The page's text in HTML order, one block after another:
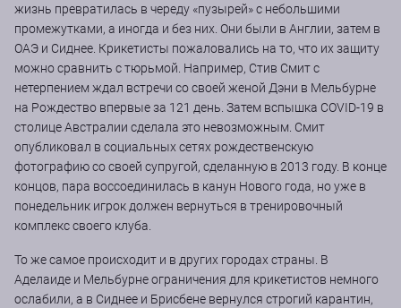
жизнь превратилась в череду «пузырей» с небольшими
промежутками, а иногда и без них. Они были в Англии, затем в
ОАЭ и Сиднее. Крикетисты пожаловались на то, что их защиту
можно сравнить с тюрьмой. Например, Стив Смит с
нетерпением ждал встречи со своей женой Дэни в Мельбурне
на Рождество впервые за 121 день. Затем вспышка COVID-19 в
столице Австралии сделала это невозможным. Смит
опубликовал в социальных сетях рождественскую
фотографию со своей супругой, сделанную в 2013 году. В конце
концов, пара воссоединилась в канун Нового года, но уже в
понедельник игрок должен вернуться в тренировочный
комплекс своего клуба.
То же самое происходит и в других городах страны. В
Аделаиде и Мельбурне ограничения для крикетистов немного
ослабили, а в Сиднее и Брисбене вернулся строгий карантин,